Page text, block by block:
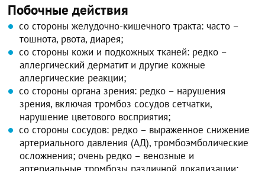
Побочные действия
со стороны желудочно-кишечного тракта: часто –
тошнота, рвота, диарея;
со стороны кожи и подкожных тканей: редко –
аллергический дерматит и другие кожные
аллергические реакции;
со стороны органа зрения: редко – нарушения
зрения, включая тромбоз сосудов сетчатки,
нарушение цветового восприятия;
со стороны сосудов: редко – выраженное снижение
артериального давления (АД), тромбоэмболические
осложнения; очень редко – венозные и